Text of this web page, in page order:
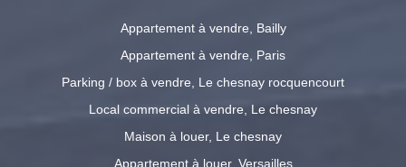
Appartement à vendre, Bailly
Appartement à vendre, Paris
Parking / box à vendre, Le chesnay rocquencourt
Local commercial à vendre, Le chesnay
Maison à louer, Le chesnay
Appartement à louer, Versailles